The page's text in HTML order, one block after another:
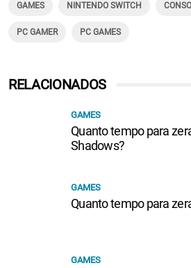
GAMES NINTENDO SWITCH
PC GAMER PC GAMES
RELACIONADOS
GAMES
Quanto tempo para
Shadows?
GAMES
Quanto tempo para
GAMES